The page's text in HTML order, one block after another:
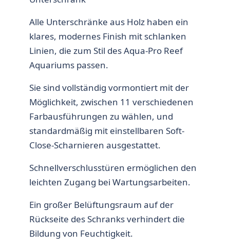
Alle Unterschränke aus Holz haben ein
klares, modernes Finish mit schlanken
Linien, die zum Stil des Aqua-Pro Reef
Aquariums passen.
Sie sind vollständig vormontiert mit der
Möglichkeit, zwischen 11 verschiedenen
Farbausführungen zu wählen, und
standardmäßig mit einstellbaren Soft-
Close-Scharnieren ausgestattet.
Schnellverschlusstüren ermöglichen den
leichten Zugang bei Wartungsarbeiten.
Ein großer Belüftungsraum auf der
Rückseite des Schranks verhindert die
Bildung von Feuchtigkeit.